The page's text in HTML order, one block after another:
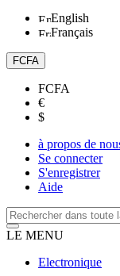
English
Français
FCFA
FCFA
€
$
à propos de
Se connecter
S'enregistrer
Aide
LE MENU
Electronique